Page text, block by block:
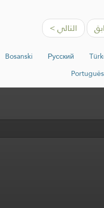
التالي >
Русский
Bosanski
Português